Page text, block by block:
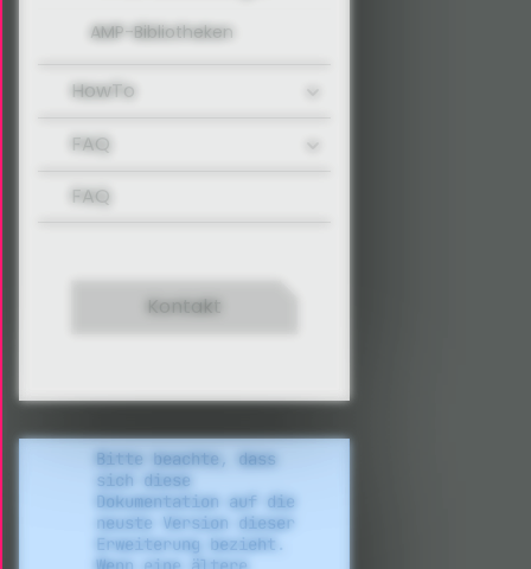
Bitte beachte, dass
sich diese
Dokumentation auf die
neuste Version dieser
Erweiterung bezieht.
AMP-Bibliotheken
HowTo
FAQ
FAQ
Kontakt